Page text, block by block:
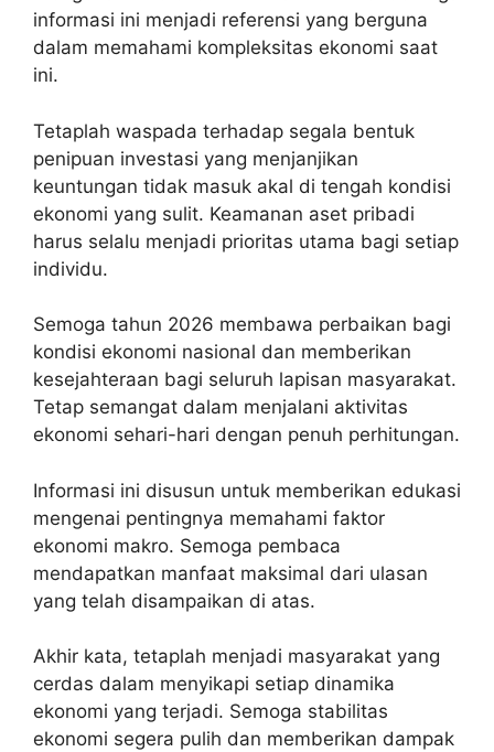
informasi ini menjadi referensi yang berguna
dalam memahami kompleksitas ekonomi saat
ini.
Tetaplah waspada terhadap segala bentuk
penipuan investasi yang menjanjikan
keuntungan tidak masuk akal di tengah kondisi
ekonomi yang sulit. Keamanan aset pribadi
harus selalu menjadi prioritas utama bagi setiap
individu.
Semoga tahun 2026 membawa perbaikan bagi
kondisi ekonomi nasional dan memberikan
kesejahteraan bagi seluruh lapisan masyarakat.
Tetap semangat dalam menjalani aktivitas
ekonomi sehari-hari dengan penuh perhitungan.
Informasi ini disusun untuk memberikan edukasi
mengenai pentingnya memahami faktor
ekonomi makro. Semoga pembaca
mendapatkan manfaat maksimal dari ulasan
yang telah disampaikan di atas.
Akhir kata, tetaplah menjadi masyarakat yang
cerdas dalam menyikapi setiap dinamika
ekonomi yang terjadi. Semoga stabilitas
ekonomi segera pulih dan memberikan dampak